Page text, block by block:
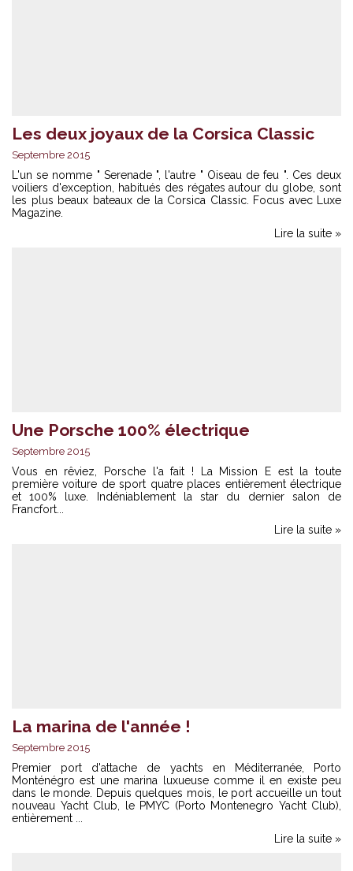
Les deux joyaux de la Corsica Classic
Septembre 2015
L'un se nomme " Serenade ", l'autre " Oiseau de feu ". Ces deux
voiliers d'exception, habitués des régates autour du globe, sont
les plus beaux bateaux de la Corsica Classic. Focus avec Luxe
Magazine.
Lire la suite »
Une Porsche 100% électrique
Septembre 2015
Vous en rêviez, Porsche l'a fait ! La Mission E est la toute
première voiture de sport quatre places entièrement électrique
et 100% luxe. Indéniablement la star du dernier salon de
Francfort...
Lire la suite »
La marina de l'année !
Septembre 2015
Premier port d'attache de yachts en Méditerranée, Porto
Monténégro est une marina luxueuse comme il en existe peu
dans le monde. Depuis quelques mois, le port accueille un tout
nouveau Yacht Club, le PMYC (Porto Montenegro Yacht Club),
entièrement ...
Lire la suite »